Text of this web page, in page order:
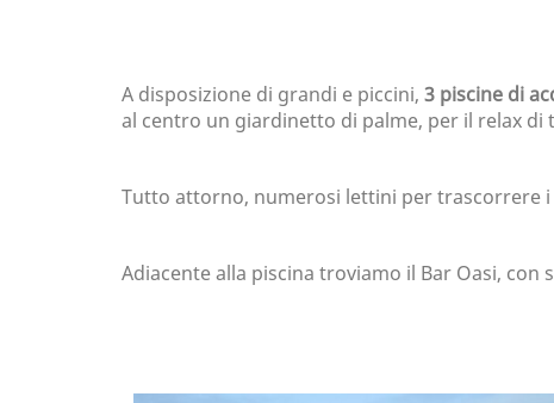
A disposizione di grandi e piccini, 3 piscine di
al centro un giardinetto di palme, per il relax
Tutto attorno, numerosi lettini per trascorrere
Adiacente alla piscina troviamo il Bar Oasi, con